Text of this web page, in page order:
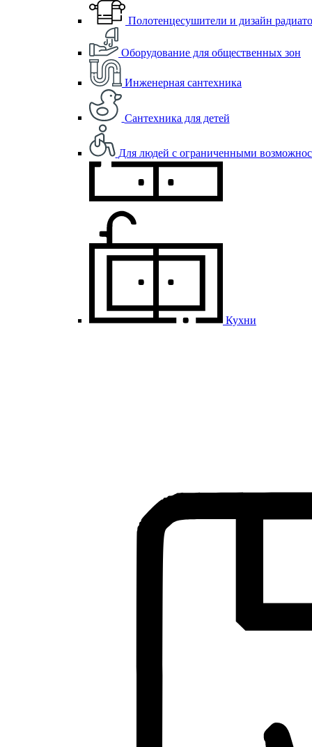
Полотенцесушители и дизайн
Оборудование для общественных зон
Инженерная сантехника
Сантехника для детей
Для людей с ограниченными
Кухни